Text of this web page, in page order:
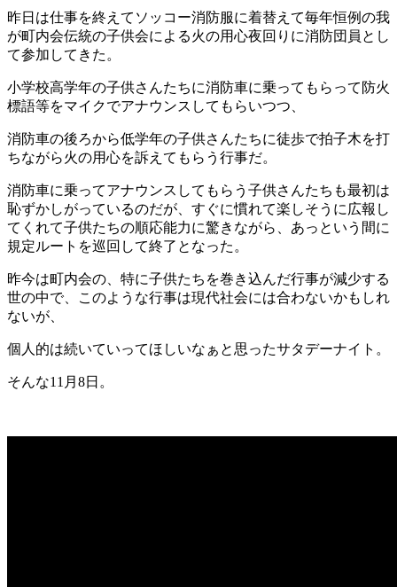
昨日は仕事を終えてソッコー消防服に着替えて毎年恒例の我
が町内会伝統の子供会による火の用心夜回りに消防団員とし
て参加してきた。
小学校高学年の子供さんたちに消防車に乗ってもらって防火
標語等をマイクでアナウンスしてもらいつつ、
消防車の後ろから低学年の子供さんたちに徒歩で拍子木を打
ちながら火の用心を訴えてもらう行事だ。
消防車に乗ってアナウンスしてもらう子供さんたちも最初は
恥ずかしがっているのだが、すぐに慣れて楽しそうに広報し
てくれて子供たちの順応能力に驚きながら、あっという間に
規定ルートを巡回して終了となった。
昨今は町内会の、特に子供たちを巻き込んだ行事が減少する
世の中で、このような行事は現代社会には合わないかもしれ
ないが、
個人的は続いていってほしいなぁと思ったサタデーナイト。
そんな11月8日。